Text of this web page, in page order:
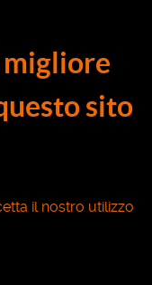
sito
il nostro utilizzo